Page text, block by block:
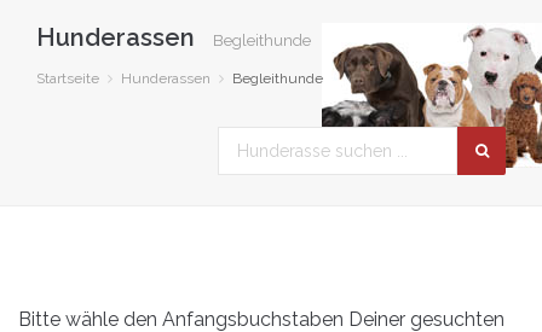
Hunderassen Begleithunde
Startseite Hunderassen Begleithunde
Bitte wähle den Anfangsbuchstaben Deiner gesuchten